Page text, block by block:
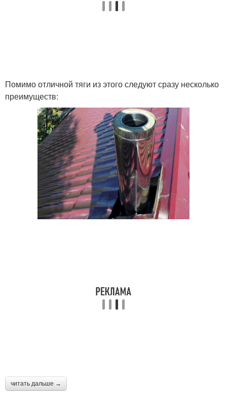
Помимо отличной тяги из этого следуют сразу несколько
преимуществ:
читать дальше →